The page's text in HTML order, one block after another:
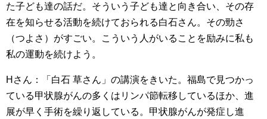
た子ども達の話だ。そういう子ども達と向き合い、その存
在を知らせる活動を続けておられる白石さん。その勁さ
（つよさ）がすごい。こういう人がいることを励みに私も
私の運動を続けよう。
Hさん：「白石 草さん」の講演をきいた。福島で見つかっ
ている甲状腺がんの多くはリンパ節転移しているほか、進
展が早く手術を繰り返している。甲状腺がんが発症し進